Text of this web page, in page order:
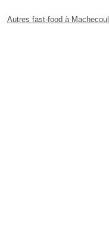
Autres fast-food à